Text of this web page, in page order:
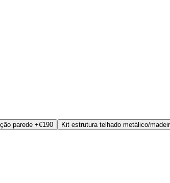
parede +€190 Kit estrutura telhado metálico/